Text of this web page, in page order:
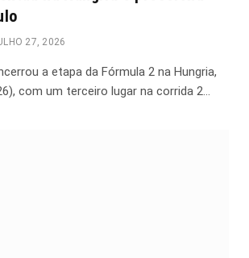
27, 2026
a etapa da Fórmula 2 na Hungria,
com um terceiro lugar na corrida 2…